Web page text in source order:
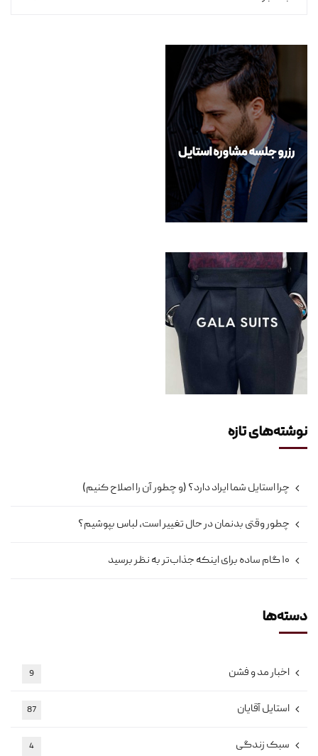
نوشته‌های تازه
چرا استایل شما ایراد دارد؟ (و چطور آن را اصلاح کنیم)
چطور وقتی بدنمان در حال تغییر است، لباس بپوشیم؟
۱۰ گام ساده برای اینکه جذاب‌تر به نظر برسید
دسته‌ها
اخبار مد و فشن 9
استایل آقایان 87
سبک زندگی 4